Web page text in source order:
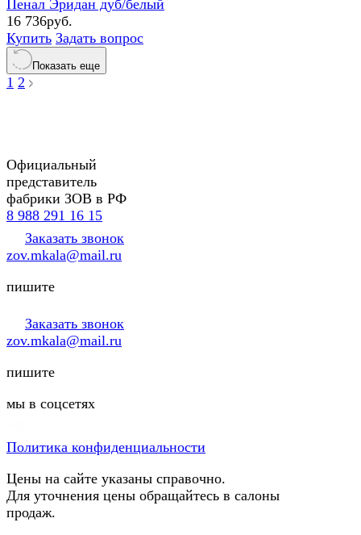
Пенал Эридан дуб/белый
16 736руб.
Купить Задать вопрос
Показать еще
1 2
Официальный
представитель
фабрики ЗОВ в РФ
8 988 291 16 15
Заказать звонок
zov.mkala@mail.ru
пишите
Заказать звонок
zov.mkala@mail.ru
пишите
мы в соцсетях
Политика конфиденциальности
Цены на сайте указаны справочно.
Для уточнения цены обращайтесь в салоны
продаж.